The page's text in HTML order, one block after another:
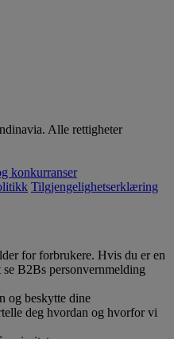
Alle rettigheter
konkurranser
Tilgjengelighetserklæring
for forbrukere. Hvis du er en
se B2Bs personvernmelding
og beskytte dine
deg hvordan og hvorfor vi